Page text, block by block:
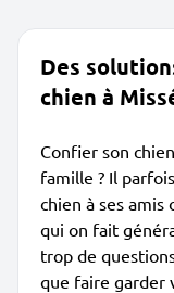
Des
chien à
Confier son
famille ? Il
chien à ses amis
qui on fait
trop de
que faire garder